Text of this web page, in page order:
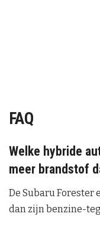
FAQ
Welke hybride
meer brandstof
De Subaru
dan zijn benzine-